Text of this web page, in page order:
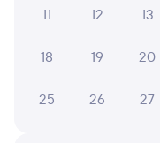
из Амбарного в
может быть
в 2026 году.
11 12 13
18 19 20
25 26 27